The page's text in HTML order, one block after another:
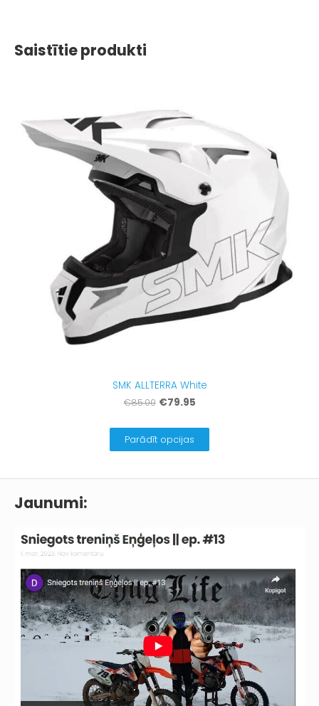
Jaunumi:
Saistītie produkti
SMK ALLTERRA White
€85.00 €79.95
Parādīt opcijas